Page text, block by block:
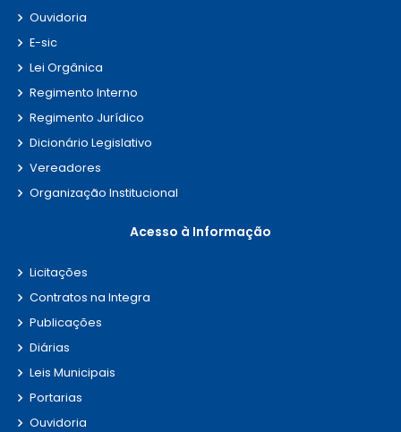
Ouvidoria
E-sic
Lei Orgânica
Regimento Interno
Regimento Jurídico
Dicionário Legislativo
Vereadores
Organização Institucional
Acesso à Informação
Licitações
Contratos na Integra
Publicações
Diárias
Leis Municipais
Portarias
Ouvidoria